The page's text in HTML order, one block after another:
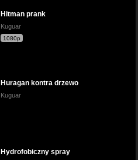
Hitman prank
Kuguar
1080p
Huragan kontra drzewo
Kuguar
Hydrofobiczny spray